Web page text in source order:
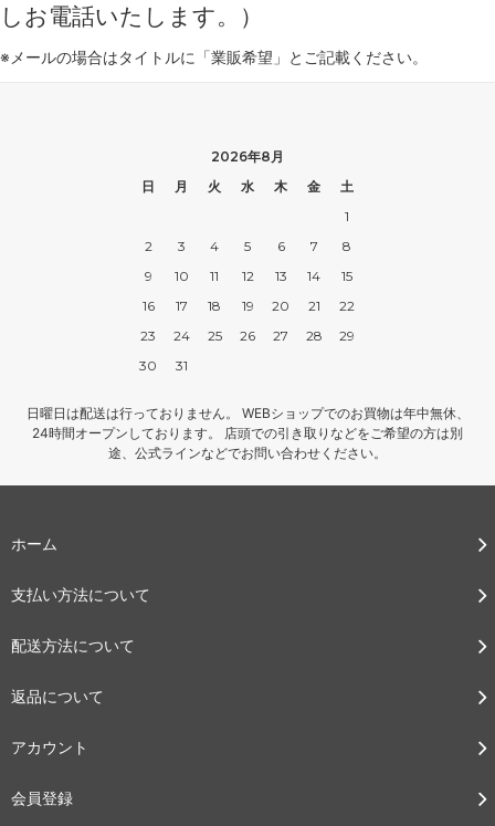
しお電話いたします。）
※メールの場合はタイトルに「業販希望」とご記載ください。
2026年8月
日
月 火 水 木 金
土
1
2
3 4 5 6 7
8
9
10 11 12 13 14
15
16
17 18 19 20 21
22
23
24 25 26 27 28
29
30
31
日曜日は配送は行っておりません。 WEBショップでのお買物は年中無休、
24時間オープンしております。 店頭での引き取りなどをご希望の方は別
途、公式ラインなどでお問い合わせください。
ホーム
支払い方法について
配送方法について
返品について
アカウント
会員登録